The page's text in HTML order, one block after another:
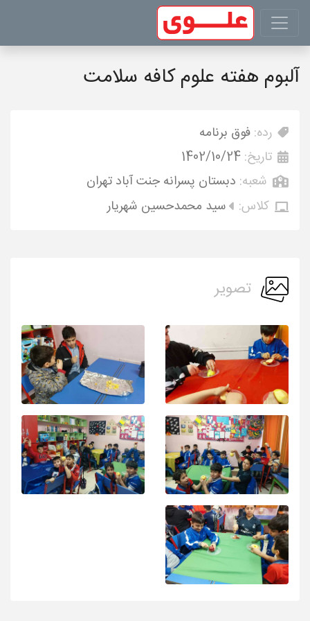
آلبوم هفته علوم کافه سلامت
رده: فوق برنامه
تاریخ: 1402/10/24
شعبه: دبستان پسرانه جنت آباد تهران
کلاس:
سید محمدحسین شهریار
تصویر